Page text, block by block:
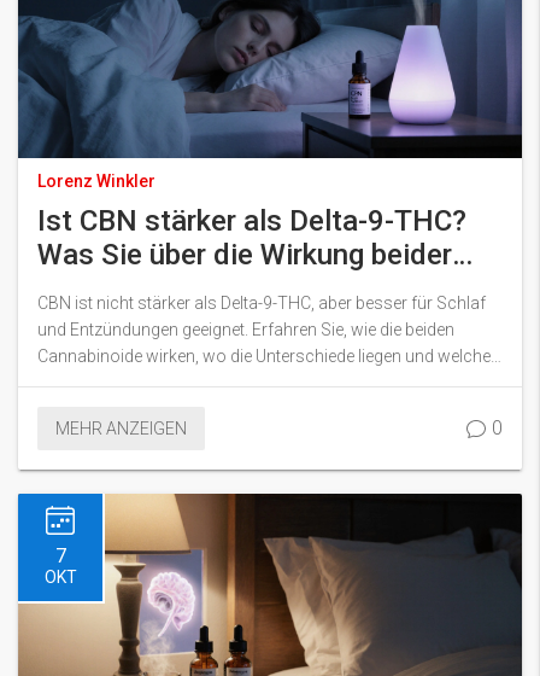
Lorenz Winkler
Ist CBN stärker als Delta-9-THC?
Was Sie über die Wirkung beider
Cannabinoiden wissen müssen
CBN ist nicht stärker als Delta-9-THC, aber besser für Schlaf
und Entzündungen geeignet. Erfahren Sie, wie die beiden
Cannabinoide wirken, wo die Unterschiede liegen und welches
Produkt für Sie das richtige ist.
MEHR ANZEIGEN 0
7
OKT